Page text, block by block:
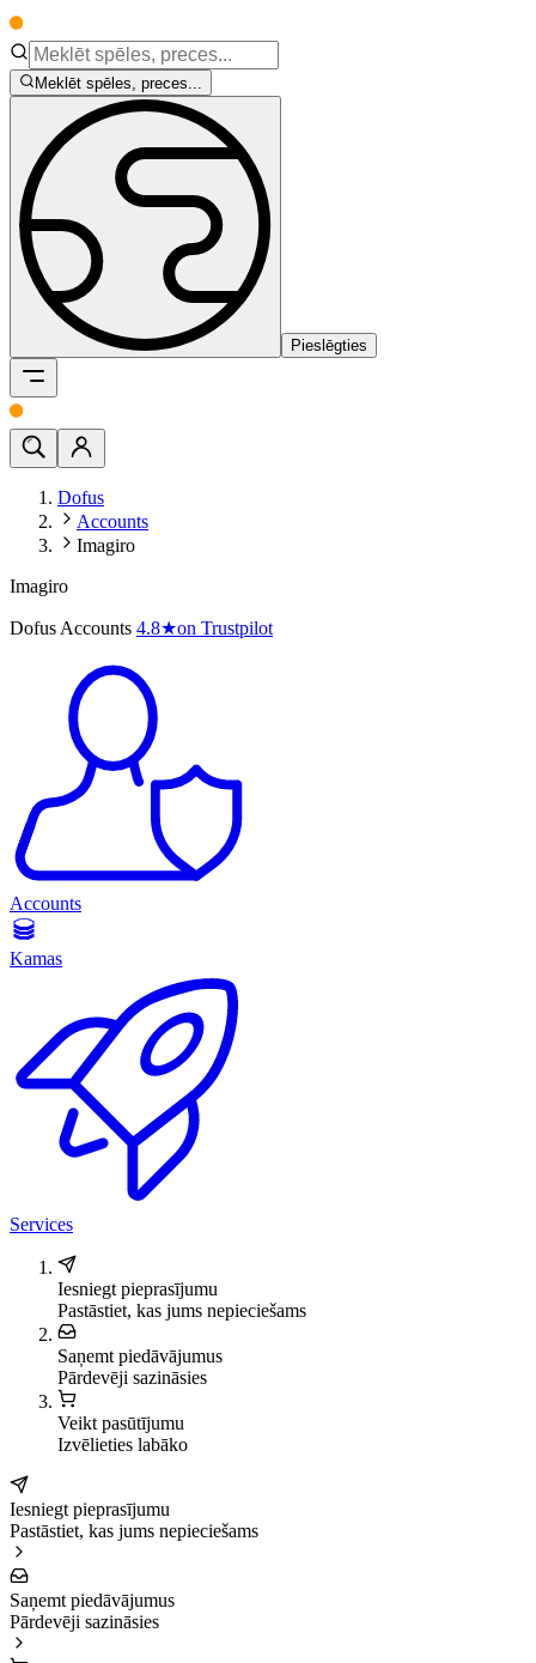
Meklēt spēles, preces...
Pieslēgties
Dofus
Accounts
Imagiro
Imagiro
Dofus Accounts 4.8★on Trustpilot
Accounts
Kamas
Services
Iesniegt pieprasījumu
Pastāstiet, kas jums nepieciešams
Saņemt piedāvājumus
Pārdevēji sazināsies
Veikt pasūtījumu
Izvēlieties labāko
Iesniegt pieprasījumu
Pastāstiet, kas jums nepieciešams
Saņemt piedāvājumus
Pārdevēji sazināsies